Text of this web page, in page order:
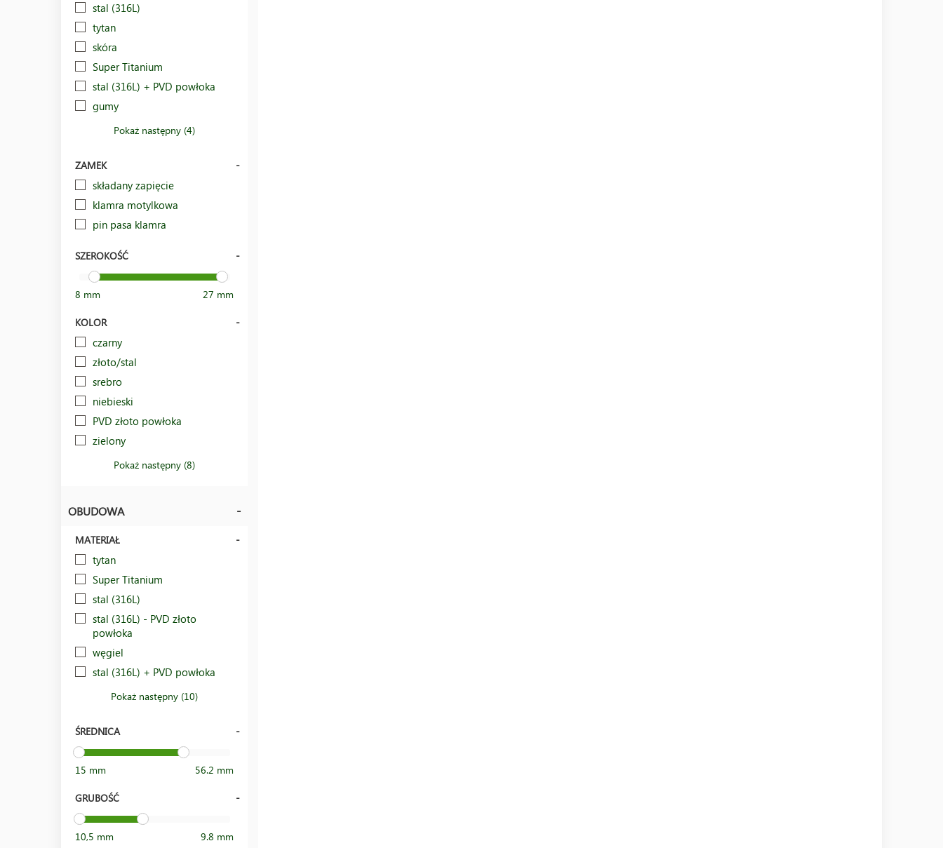
stal (316L)
tytan
skóra
Super Titanium
stal (316L) + PVD powłoka
gumy
Pokaż następny (4)
ZAMEK
składany zapięcie
klamra motylkowa
pin pasa klamra
SZEROKOŚĆ
8 mm 27 mm
KOLOR
czarny
złoto/stal
srebro
niebieski
PVD złoto powłoka
zielony
Pokaż następny (8)
OBUDOWA
MATERIAŁ
tytan
Super Titanium
stal (316L)
stal (316L) - PVD złoto
powłoka
węgiel
stal (316L) + PVD powłoka
Pokaż następny (10)
ŚREDNICA
15 mm 56.2 mm
GRUBOŚĆ
10,5 mm 9.8 mm